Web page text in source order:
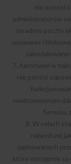
nie ponosi
administratorów
na adres poczty
usuwanie i
zainstalowane
7. Aerotunel w
nie ponosi
niedozwolonym
Serwisu
8. W celach
najwyższej
zapisywanych
które następnie są